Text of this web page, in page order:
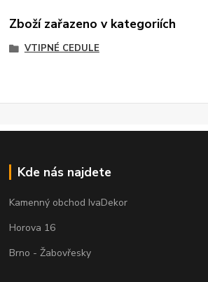
Zboží zařazeno v kategoriích
VTIPNÉ CEDULE
Kde nás najdete
Kamenný obchod IvaDekor
Horova 16
Brno - Žabovřesky